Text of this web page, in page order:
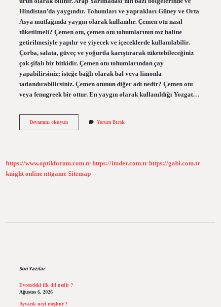
Hindistan’da yaygındır. Tohumları ve yaprakları Güney ve Orta
Asya mutfağında yaygın olarak kullanılır. Çemen otu nasıl
tüketilmeli? Çemen otu, çemen otu tohumlarının toz haline
getirilmesiyle yapılır ve yiyecek ve içeceklerde kullanılabilir.
Çorba, salata, güveç ve yoğurtla karıştırarak tüketebileceğiniz
çok şifalı bir bitkidir. Çemen otu tohumlarından çay
yapabilirsiniz; isteğe bağlı olarak bal veya limonla
tatlandırabilirsiniz. Çemen otunun diğer adı nedir? Çemen otu
veya fenugreek bir ottur. En yaygın olarak kullanıldığı Yozgat…
Devamını okuyunBoy
Yorum Bırak
https://www.optikforum.com.tr https://imder.com.tr https://gabi.com.tr
knight online nttgame Sitemap
Son Yazılar
Evrendeki ilk dil nedir ?
Ağustos 6, 2026
Ayvacık neyi meşhur ?